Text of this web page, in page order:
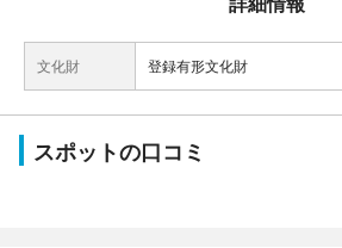
文化財 登録有形文化財
スポットの口コミ